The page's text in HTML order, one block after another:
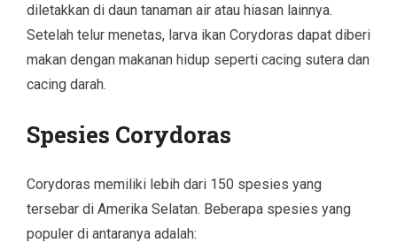
diletakkan di daun tanaman air atau hiasan lainnya.
Setelah telur menetas, larva ikan Corydoras dapat diberi
makan dengan makanan hidup seperti cacing sutera dan
cacing darah.
Spesies Corydoras
Corydoras memiliki lebih dari 150 spesies yang
tersebar di Amerika Selatan. Beberapa spesies yang
populer di antaranya adalah: